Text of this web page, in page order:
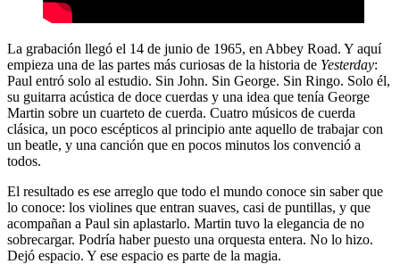
La grabación llegó el 14 de junio de 1965, en Abbey Road. Y aquí
empieza una de las partes más curiosas de la historia de Yesterday:
Paul entró solo al estudio. Sin John. Sin George. Sin Ringo. Solo él,
su guitarra acústica de doce cuerdas y una idea que tenía George
Martin sobre un cuarteto de cuerda. Cuatro músicos de cuerda
clásica, un poco escépticos al principio ante aquello de trabajar con
un beatle, y una canción que en pocos minutos los convenció a
todos.
El resultado es ese arreglo que todo el mundo conoce sin saber que
lo conoce: los violines que entran suaves, casi de puntillas, y que
acompañan a Paul sin aplastarlo. Martin tuvo la elegancia de no
sobrecargar. Podría haber puesto una orquesta entera. No lo hizo.
Dejó espacio. Y ese espacio es parte de la magia.